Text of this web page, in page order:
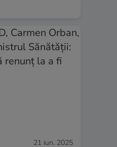
21 iun. 2025